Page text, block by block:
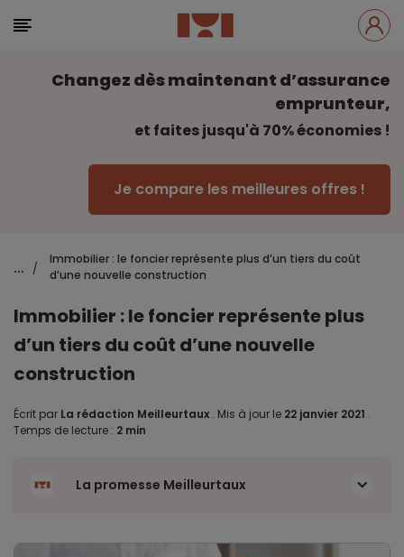
Changez dès maintenant d’assurance
emprunteur,
et faites jusqu'à 70% économies !
Je compare les meilleures offres !
... /
Immobilier : le foncier représente plus d’un tiers du coût
d’une nouvelle construction
Immobilier : le foncier représente plus
d’un tiers du coût d’une nouvelle
construction
Écrit par La rédaction Meilleurtaux . Mis à jour le 22 janvier 2021 .
Temps de lecture : 2 min
La promesse Meilleurtaux